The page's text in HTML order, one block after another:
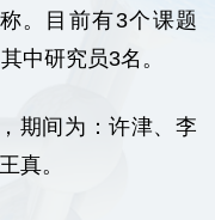
。目前有3个课题
中研究员3名。
期间为：许津、李
真。